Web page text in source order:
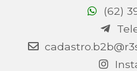
(62)